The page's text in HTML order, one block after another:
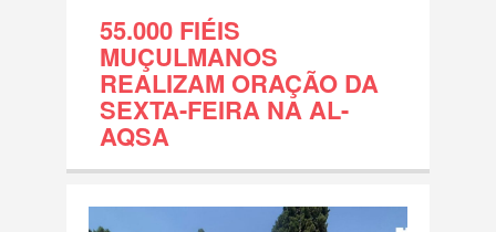
FATOS
Documentos internacionais e decisões
legais
55.000 FIÉIS
MUÇULMANOS
REALIZAM ORAÇÃO DA
SEXTA-FEIRA NA AL-
AQSA